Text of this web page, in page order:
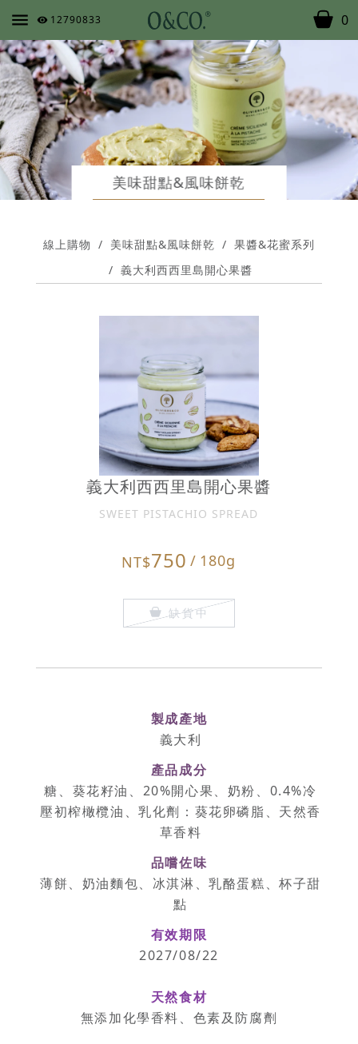
12790833 0
美味甜點&風味餅乾
線上購物 / 美味甜點&風味餅乾 / 果醬&花蜜系列
/ 義大利西西里島開心果醬
義大利西西里島開心果醬
SWEET PISTACHIO SPREAD
NT$750 / 180g
缺貨中
製成產地
義大利
產品成分
糖、葵花籽油、20%開心果、奶粉、0.4%冷
壓初榨橄欖油、乳化劑：葵花卵磷脂、天然香
草香料
品嚐佐味
薄餅、奶油麵包、冰淇淋、乳酪蛋糕、杯子甜
點
有效期限
2027/08/22
天然食材
無添加化學香料、色素及防腐劑